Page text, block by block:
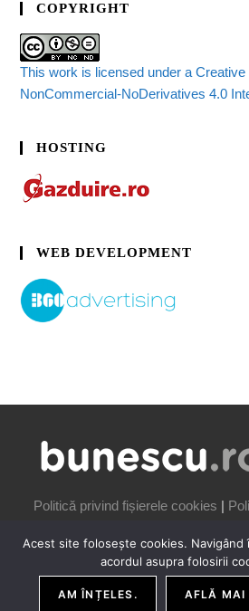
COPYRIGHT
This work is licensed under a
NonCommercial-NoDerivatives 4.0
HOSTING
WEB DEVELOPMENT
Politică privind fișierele cookies |
Acest site folosește cookies. Navigând
acordul asupra folosirii
AM ÎNȚELES. AFLĂ MAI